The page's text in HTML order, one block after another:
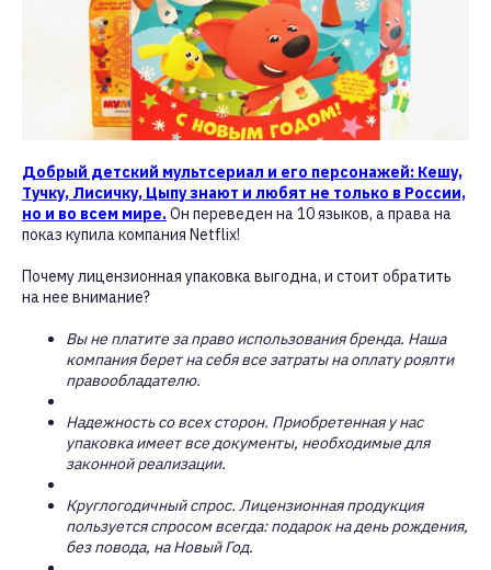
Добрый детский мультсериал и его персонажей: Кешу,
Тучку, Лисичку, Цыпу знают и любят не только в России,
но и во всем мире.Он переведен на 10 языков, а права на
показ купила компания Netflix!
Почему лицензионная упаковка выгодна, и стоит обратить
на нее внимание?
Вы не платите за право использования бренда. Наша
компания берет на себя все затраты на оплату роялти
правообладателю.
Надежность со всех сторон. Приобретенная у нас
упаковка имеет все документы, необходимые для
законной реализации.
Круглогодичный спрос. Лицензионная продукция
пользуется спросом всегда: подарок на день рождения,
без повода, на Новый Год.